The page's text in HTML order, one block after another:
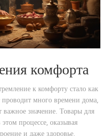
комфорта
к комфорту стало как
много времени дома,
значение. Товары для
процессе, оказывая
и даже здоровье.